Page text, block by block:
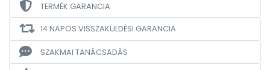
TERMÉK GARANCIA
14 NAPOS VISSZAKÜLDÉSI GARANCIA
SZAKMAI TANÁCSADÁS